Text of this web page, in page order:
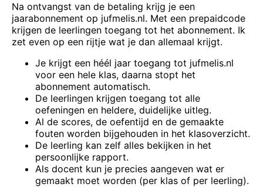
Na ontvangst van de betaling krijg je een
jaarabonnement op jufmelis.nl. Met een prepaidcode
krijgen de leerlingen toegang tot het abonnement. Ik
zet even op een rijtje wat je dan allemaal krijgt.
Je krijgt een héél jaar toegang tot jufmelis.nl
voor een hele klas, daarna stopt het
abonnement automatisch.
De leerlingen krijgen toegang tot alle
oefeningen en heldere, duidelijke uitleg.
Al de scores, de oefentijd en de gemaakte
fouten worden bijgehouden in het klasoverzicht.
De leerling kan zelf alles bekijken in het
persoonlijke rapport.
Als docent kun je precies aangeven wat er
gemaakt moet worden (per klas of per leerling).